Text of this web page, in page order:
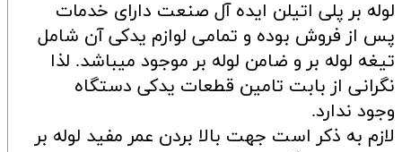
لوله بر پلی اتیلن ایده آل صنعت دارای خدمات
پس از فروش بوده و تمامی لوازم یدکی آن شامل
تیغه لوله بر و ضامن لوله بر موجود میباشد. لذا
نگرانی از بابت تامین قطعات یدکی دستگاه
وجود ندارد.
لازم به ذکر است جهت بالا بردن عمر مفید لوله بر